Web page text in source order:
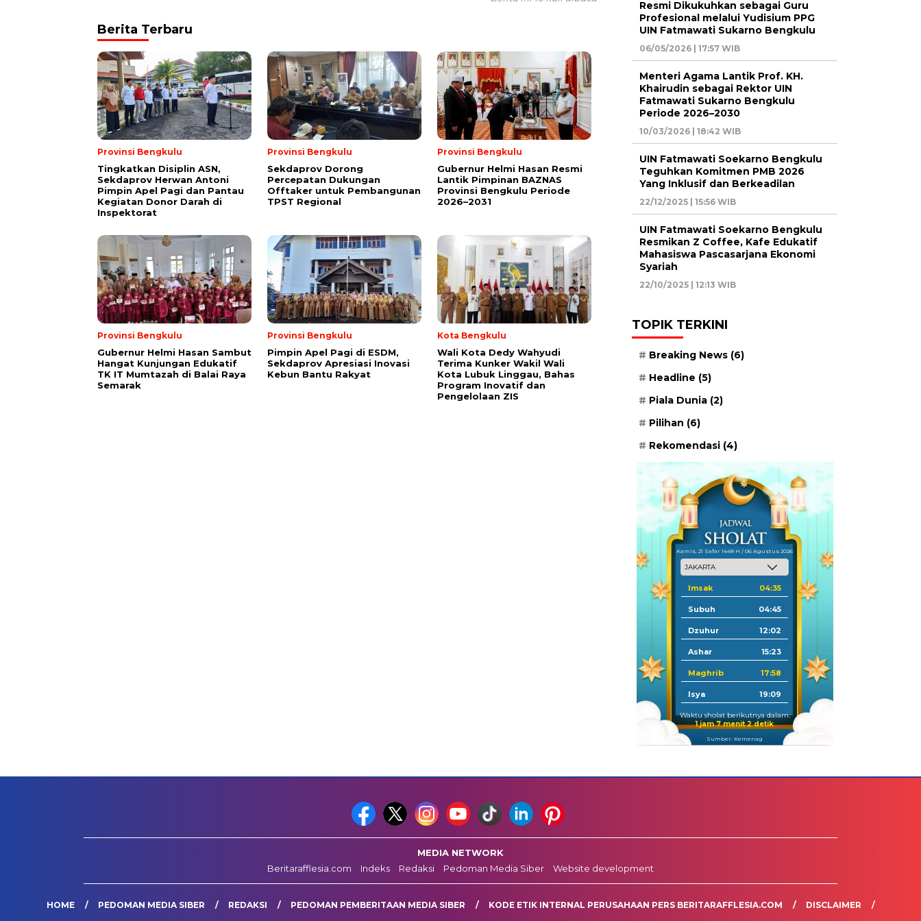
Berita Terbaru
Provinsi Bengkulu
Tingkatkan Disiplin ASN,
Sekdaprov Herwan Antoni
Pimpin Apel Pagi dan Pantau
Kegiatan Donor Darah di
Inspektorat
Provinsi Bengkulu
Sekdaprov Dorong
Percepatan Dukungan
Offtaker untuk Pembangunan
TPST Regional
Provinsi Bengkulu
Gubernur Helmi Hasan Resmi
Lantik Pimpinan BAZNAS
Provinsi Bengkulu Periode
2026–2031
Provinsi Bengkulu
Gubernur Helmi Hasan Sambut
Hangat Kunjungan Edukatif
TK IT Mumtazah di Balai Raya
Semarak
Provinsi Bengkulu
Pimpin Apel Pagi di ESDM,
Sekdaprov Apresiasi Inovasi
Kebun Bantu Rakyat
Kota Bengkulu
Wali Kota Dedy Wahyudi
Terima Kunker Wakil Wali
Kota Lubuk Linggau, Bahas
Program Inovatif dan
Pengelolaan ZIS
Resmi Dikukuhkan sebagai Guru
Profesional melalui Yudisium PPG
UIN Fatmawati Sukarno Bengkulu
06/05/2026 | 17:57 WIB
Menteri Agama Lantik Prof. KH.
Khairudin sebagai Rektor UIN
Fatmawati Sukarno Bengkulu
Periode 2026–2030
10/03/2026 | 18:42 WIB
UIN Fatmawati Soekarno Bengkulu
Teguhkan Komitmen PMB 2026
Yang Inklusif dan Berkeadilan
22/12/2025 | 15:56 WIB
UIN Fatmawati Soekarno Bengkulu
Resmikan Z Coffee, Kafe Edukatif
Mahasiswa Pascasarjana Ekonomi
Syariah
22/10/2025 | 12:13 WIB
TOPIK TERKINI
Breaking News (6)
Headline (5)
Piala Dunia (2)
Pilihan (6)
Rekomendasi (4)
Kamis, 21 Safar 1448 H / 06 Agustus 2026
Imsak 04:35
Subuh 04:45
Dzuhur 12:02
Ashar 15:23
Maghrib 17:58
Isya 19:09
Waktu sholat berikutnya dalam:
1 jam 7 menit 1 detik
Sumber: Kemenag
MEDIA NETWORK
Beritarafflesia.com
Indeks Redaksi Pedoman Media Siber Website development
HOME PEDOMAN MEDIA SIBER REDAKSI PEDOMAN PEMBERITAAN MEDIA SIBER KODE ETIK INTERNAL PERUSAHAAN PERS BERITARAFFLESIA.COM DISCLAIMER